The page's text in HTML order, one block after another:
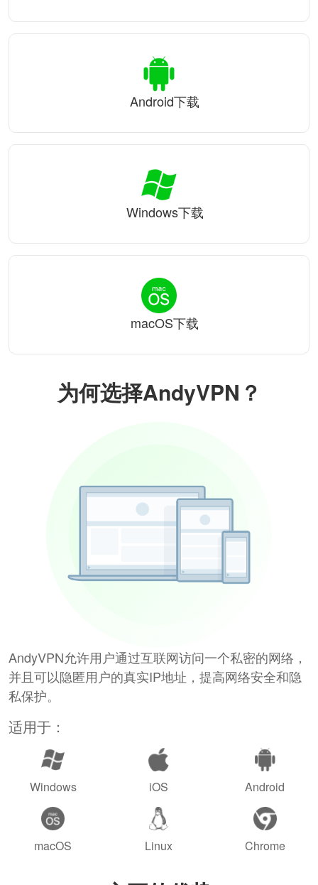
为何选择AndyVPN？
AndyVPN允许用户通过互联网访问一个私密的网络，
并且可以隐匿用户的真实IP地址，提高网络安全和隐
私保护。
适用于：
Windows iOS Android
macOS Linux Chrome
Android下载
Windows下载
macOS下载